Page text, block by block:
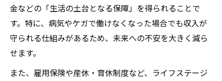
金などの「生活の土台となる保障」を得られることで
す。特に、病気やケガで働けなくなった場合でも収入が
守られる仕組みがあるため、未来への不安を大きく減ら
せます。
また、雇用保険や産休・育休制度など、ライフステージ